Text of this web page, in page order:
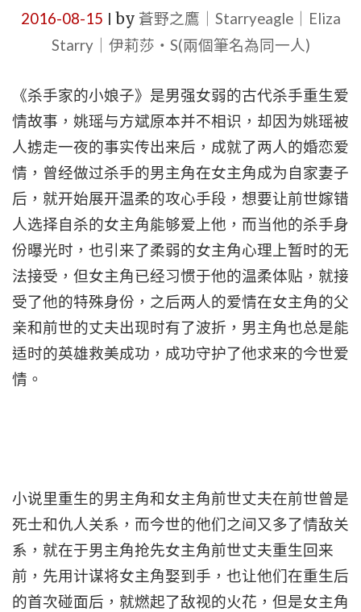
2016-08-15 by 蒼野之鷹｜Starryeagle｜Eliza
Starry｜伊莉莎・S(兩個筆名為同一人)
《杀手家的小娘子》是男强女弱的古代杀手重生爱
情故事，姚瑶与方斌原本并不相识，却因为姚瑶被
人掳走一夜的事实传出来后，成就了两人的婚恋爱
情，曾经做过杀手的男主角在女主角成为自家妻子
后，就开始展开温柔的攻心手段，想要让前世嫁错
人选择自杀的女主角能够爱上他，而当他的杀手身
份曝光时，也引来了柔弱的女主角心理上暂时的无
法接受，但女主角已经习惯于他的温柔体贴，就接
受了他的特殊身份，之后两人的爱情在女主角的父
亲和前世的丈夫出现时有了波折，男主角也总是能
适时的英雄救美成功，成功守护了他求来的今世爱
情。
小说里重生的男主角和女主角前世丈夫在前世曾是
死士和仇人关系，而今世的他们之间又多了情敌关
系，就在于男主角抢先女主角前世丈夫重生回来
前，先用计谋将女主角娶到手，也让他们在重生后
的首次碰面后，就燃起了敌视的火花，但是女主角